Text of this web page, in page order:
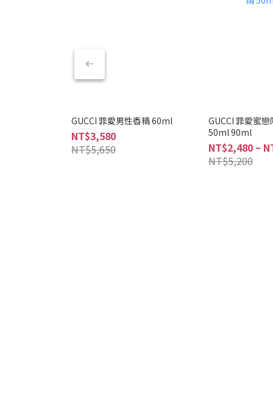
GUCCI 罪愛男性香精 60ml
NT$3,580
NT$5,650
GUCCI 罪愛蜜
50ml 90ml
NT$2,480 ~
NT$5,200